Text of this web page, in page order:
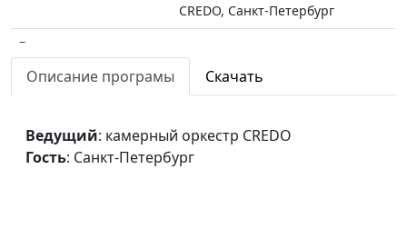
CREDO, Санкт-Петербург
Все это для меня
CREDO, Санкт-Петербург
славословие
CREDO, Санкт-Петербург
Возможно ли Группа "Глина"
Описание програмы Скачать
Ведущий: камерный оркестр CREDO
Гость: Санкт-Петербург